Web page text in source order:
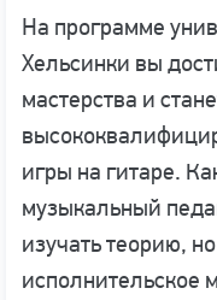
На программе
Хельсинки вы
мастерства и
игры на гитаре.
музыкальный
изучать теорию,
исполнительское